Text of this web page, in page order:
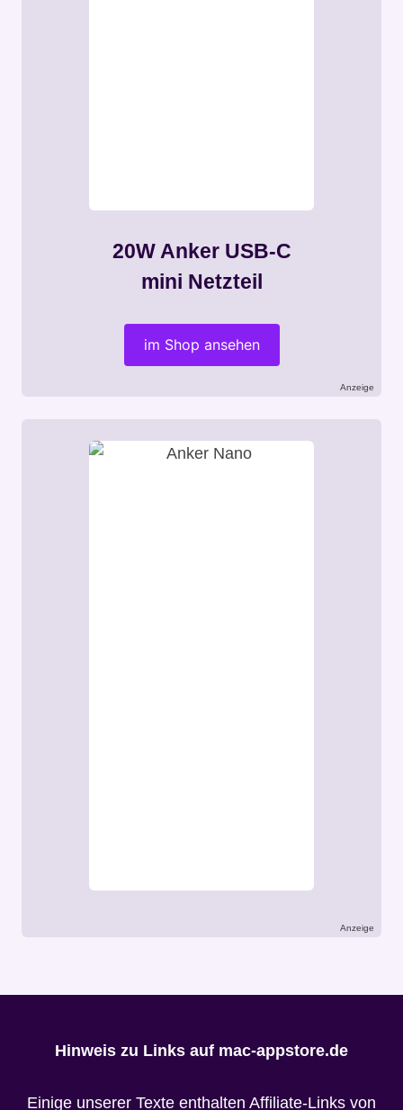
20W Anker USB-C
mini Netzteil
im Shop ansehen
Anzeige
Anzeige
Hinweis zu Links auf mac-appstore.de
Einige unserer Texte enthalten Affiliate-Links von